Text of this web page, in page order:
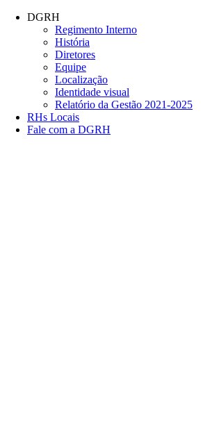
Conteúdo principal
DGRH
Regimento Interno
História
Diretores
Equipe
Localização
Identidade visual
Relatório da Gestão 2021-2025
RHs Locais
Fale com a DGRH